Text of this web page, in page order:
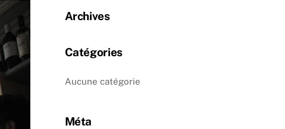
Archives
Catégories
Aucune catégorie
Méta